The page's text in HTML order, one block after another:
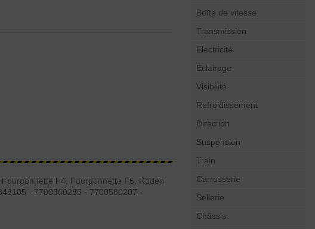
F4, Fourgonnette F6, Rodéo
- 7700560285 - 7700580207 -
Boîte de vitesse
Transmission
Electricité
Eclairage
Visibilité
Refroidissement
Direction
Suspension
Train
Carrosserie
Sellerie
Châssis